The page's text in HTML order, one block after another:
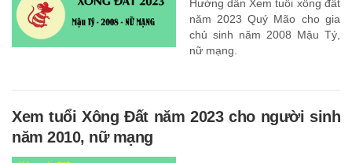
Hướng dẫn Xem tuổi xông đất
năm 2023 Quý Mão cho gia
chủ sinh năm 2008 Mậu Tý,
nữ mạng.
Xem tuổi Xông Đất năm 2023 cho người sinh
năm 2010, nữ mạng